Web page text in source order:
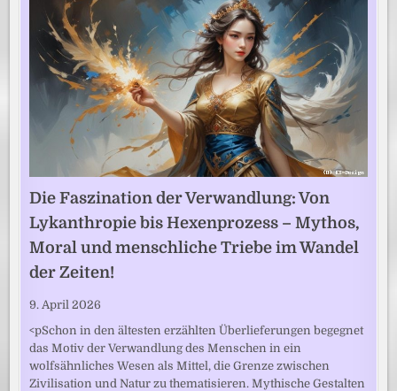
Die Faszination der Verwandlung: Von
Lykanthropie bis Hexenprozess – Mythos,
Moral und menschliche Triebe im Wandel
der Zeiten!
9. April 2026
<pSchon in den ältesten erzählten Überlieferungen begegnet
das Motiv der Verwandlung des Menschen in ein
wolfsähnliches Wesen als Mittel, die Grenze zwischen
Zivilisation und Natur zu thematisieren. Mythische Gestalten